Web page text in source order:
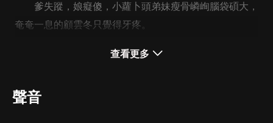
爹失蹤，娘癡傻，小蘿卜頭弟妹瘦骨嶙峋腦袋碩大，
奄奄一息的顧雲冬只覺得牙疼。
做生意，開商鋪，買良田，顧雲冬日子過得風生水
上天。
追！
查看更多
聲音